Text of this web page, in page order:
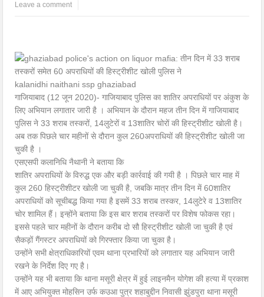
Leave a comment
kalanidhi naithani ssp ghaziabad
गाजियाबाद (12 जून 2020)- गाजियाबाद पुलिस का शातिर अपराधियों पर अंकुश के
लिए अभियान लगातार जारी है । अभियान के दौरान महज तीन दिन में गाजियाबाद
पुलिस ने 33 शराब तस्करों, 14लुटेरों व 13शातिर चोरों की हिस्ट्रीशीट खोली है।
अब तक पिछले चार महीनों से दौरान कुल 260अपराधियों की हिस्ट्रीशीट खोली जा
चुकी है ।
एसएसपी कलानिधि नैथानी ने बताया कि
शातिर अपराधियों के विरुद्ध एक और बड़ी कार्रवाई की गयी है । पिछले चार माह में
कुल 260 हिस्ट्रीशीटर खोली जा चुकी है, जबकि मात्र तीन दिन में 60शातिर
अपराधियों को सूचीबद्ध किया गया है इसमें 33 शराब तस्कर, 14लुटेरे व 13शातिर
चोर शामिल हैं। इन्होंने बताया कि इस बार शराब तस्करों पर विशेष फोकस रहा।
इससे पहले चार महीनों के दौरान करीब दो सौ हिस्ट्रीशीट खोली जा चुकी है एवं
सैकड़ों गैंगस्टर अपराधियों को गिरफ्तार किया जा चुका है।
उन्होंने सभी क्षेत्राधिकारियों एवम थाना प्रभारियों को लगातार यह अभियान जारी
रखने के निर्देश दिए गए है।
उन्होंने यह भी बताया कि थाना मसूरी क्षेत्र में हुई लाइनमैन योगेश की हत्या में प्रकाश
में आए अभियुक्त मोहसिन उर्फ कउआ पुत्र शहाबुद्दीन निवासी झुंडपुरा थाना मसूरी